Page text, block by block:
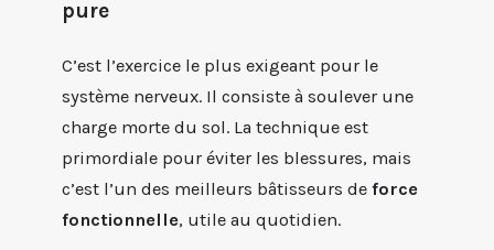
pure
C’est l’exercice le plus exigeant pour le
système nerveux. Il consiste à soulever une
charge morte du sol. La technique est
primordiale pour éviter les blessures, mais
c’est l’un des meilleurs bâtisseurs de force
fonctionnelle, utile au quotidien.